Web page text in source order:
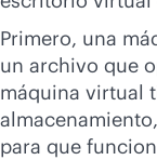
Primero, una
un archivo que
máquina virtual
para que